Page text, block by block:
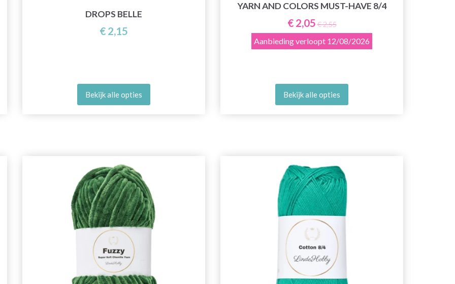
DROPS BELLE
€ 2,15
Bekijk alle opties
YARN AND COLORS MUST-HAVE 8/4
€ 2,05 € 2,55
Aanbieding verloopt 12/08/2026
Bekijk alle opties